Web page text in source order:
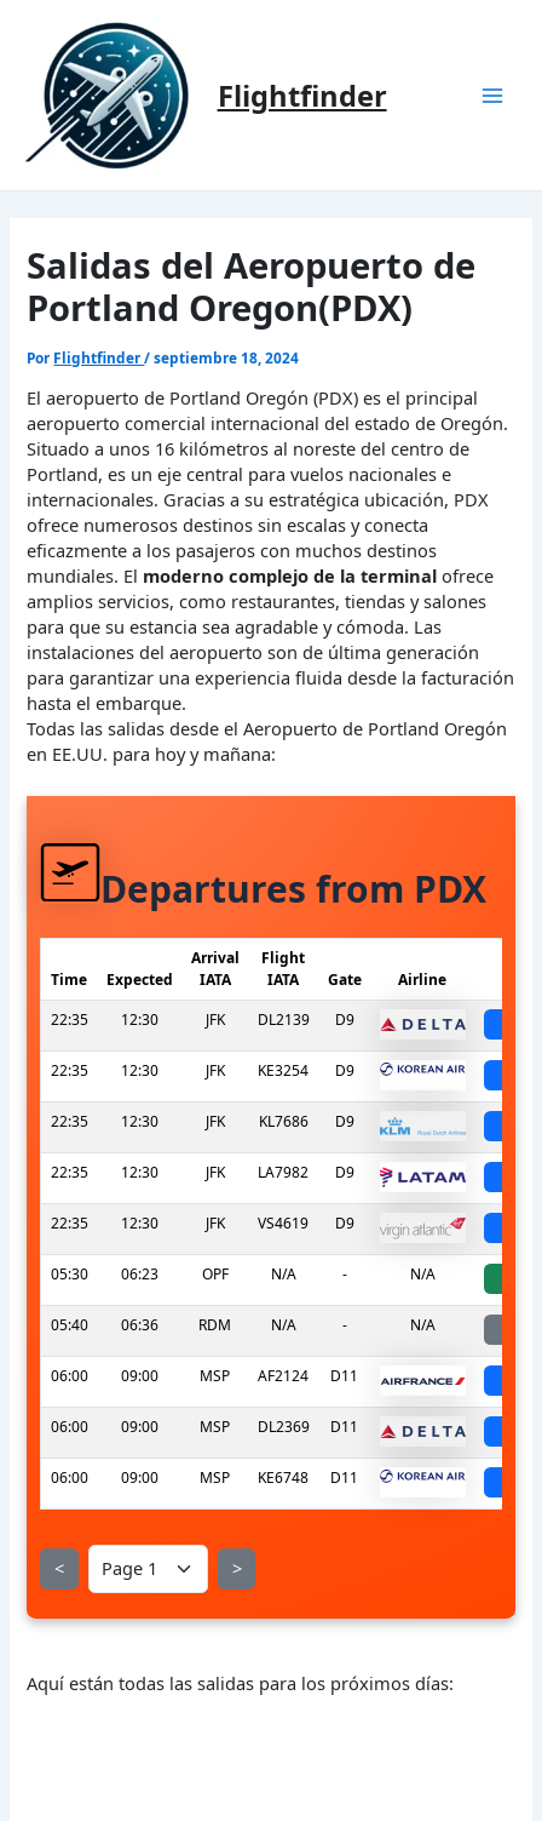
contenido
Flightfinder
Salidas del Aeropuerto de
Portland Oregon(PDX)
Por Flightfinder/septiembre 18, 2024
El aeropuerto de Portland Oregón (PDX) es el principal
aeropuerto comercial internacional del estado de Oregón.
Situado a unos 16 kilómetros al noreste del centro de
Portland, es un eje central para vuelos nacionales e
internacionales. Gracias a su estratégica ubicación, PDX
ofrece numerosos destinos sin escalas y conecta
eficazmente a los pasajeros con muchos destinos
mundiales. El moderno complejo de la terminal ofrece
amplios servicios, como restaurantes, tiendas y salones
para que su estancia sea agradable y cómoda. Las
instalaciones del aeropuerto son de última generación
para garantizar una experiencia fluida desde la facturación
hasta el embarque.
Todas las salidas desde el Aeropuerto de Portland Oregón
en EE.UU. para hoy y mañana:
Departures from PDX
Time Expected
Arrival
IATA
Flight
IATA
Gate Airline
22:35
12:30 JFK DL2139 D9
22:35 12:30 JFK KE3254 D9
22:35 12:30 JFK KL7686 D9
22:35 12:30 JFK LA7982 D9
22:35 12:30 JFK VS4619 D9
05:30 06:23 OPF N/A - N/A
05:40 06:36 RDM N/A - N/A
06:00 09:00 MSP AF2124 D11
06:00 09:00 MSP DL2369 D11
06:00 09:00 MSP KE6748 D11
< >
Aquí están todas las salidas para los próximos días: